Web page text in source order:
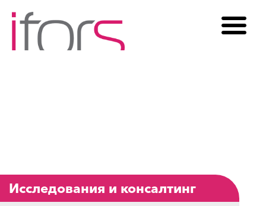
Исследования и консалтинг